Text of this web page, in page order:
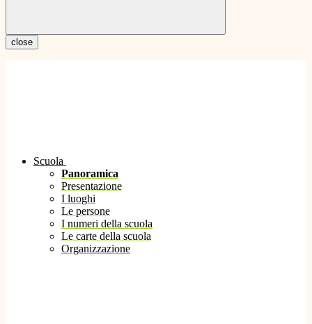
close
Scuola
Panoramica
Presentazione
I luoghi
Le persone
I numeri della scuola
Le carte della scuola
Organizzazione